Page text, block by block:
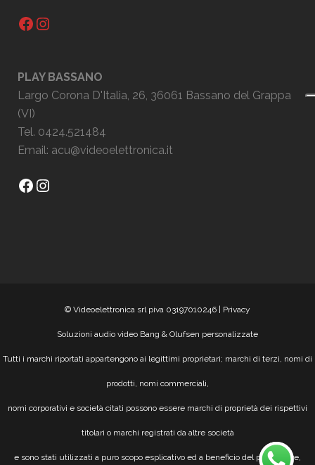
Facebook
Instagram
PLAY BASSANO
Largo Corona D'Italia, 26, 36061 Bassano del Grappa
(VI)
Tel. 0424.521484
Email: acu@videoelettronica.it
Facebook
Instagram
© Videoelettronica srl piva 03197010246 | Privacy
Soluzioni audio video Bang & Olufsen personalizzate
Tutti i marchi riportati appartengono ai legittimi proprietari; marchi di terzi, nomi di
prodotti, nomi commerciali,
nomi corporativi e società citati possono essere marchi di proprietà dei rispettivi
titolari o marchi registrati da altre società
e sono stati utilizzati a puro scopo esplicativo ed a beneficio del possessore,